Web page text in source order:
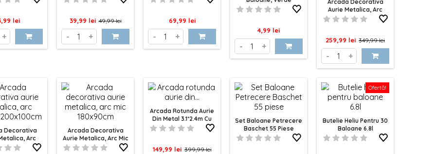
lei
+
Pret
39,99 lei Pret
baza
49,99 lei
- +
Pret
69,99 lei
- +
Metalizat 145g
Pret
4,99 lei
- +
Arcada Decorativa
Aurie Metalica, Arc
Mare 220x120cm
Pret
259,99 lei Pret
baza
349,99 lei
- +
Decorativa
Arc
200x100cm
Arcada Decorativa
Aurie Metalica, Arc Mic
180x80cm
Arcada Rotunda Aurie
Din Metal 3.1*2.4m Cu
Picioare Drepte
Pret
149,99 lei Pret
399,99 lei
Set Baloane Petrecere
Baschet 55 Piese
Ofertă!
Butelie Heliu Pentru 30
Baloane 6.8l